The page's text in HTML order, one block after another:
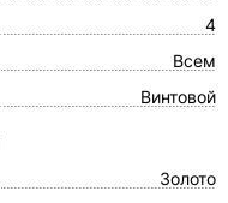
4
Всем
Винтовой
Золото